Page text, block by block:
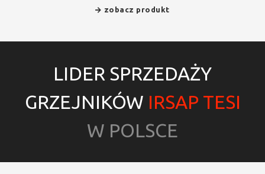
zobacz produkt
LIDER SPRZEDAŻY
GRZEJNIKÓW IRSAP TESI
W POLSCE